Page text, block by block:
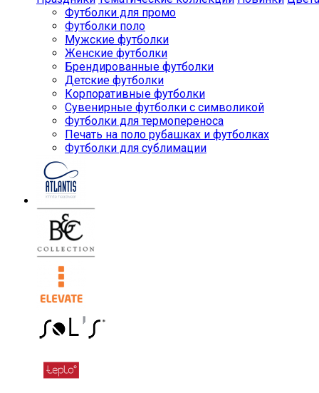
Футболки для промо
Футболки поло
Мужские футболки
Женские футболки
Брендированные футболки
Детские футболки
Корпоративные футболки
Сувенирные футболки с символикой
Футболки для термопереноса
Печать на поло рубашках и футболках
Футболки для сублимации